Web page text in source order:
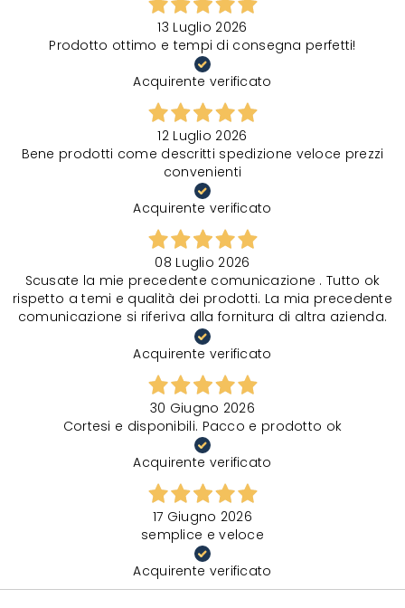
13 Luglio 2026
Prodotto ottimo e tempi di consegna perfetti!
Acquirente verificato
12 Luglio 2026
Bene prodotti come descritti spedizione veloce prezzi
convenienti
Acquirente verificato
08 Luglio 2026
Scusate la mie precedente comunicazione . Tutto ok
rispetto a temi e qualità dei prodotti. La mia precedente
comunicazione si riferiva alla fornitura di altra azienda.
Acquirente verificato
30 Giugno 2026
Cortesi e disponibili. Pacco e prodotto ok
Acquirente verificato
17 Giugno 2026
semplice e veloce
Acquirente verificato